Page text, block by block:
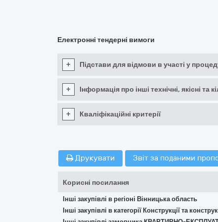
Електронні тендерні вимоги
+ Підстави для відмови в участі у
+ Інформація про інші технічні, якісні
+ Кваліфікаційні критерії
Друкувати Звіт за поданими
Корисні посилання
Інші закупівлі в регіоні Вінницька область
Інші закупівлі в категорії Конструкції та